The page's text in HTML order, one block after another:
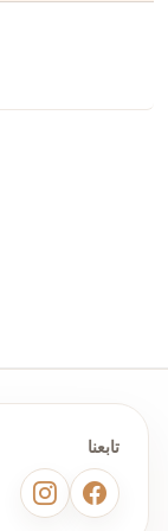
تابعنا